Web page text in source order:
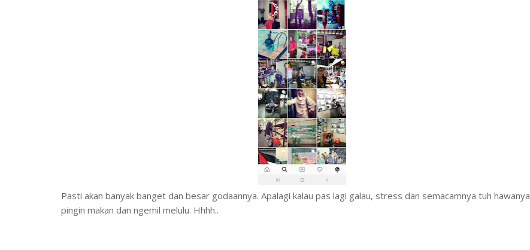
Pasti akan banyak banget dan besar godaannya. Apalagi kalau pas lagi galau, stress dan semacamnya tuh hawanya
pingin makan dan ngemil melulu. Hhhh..